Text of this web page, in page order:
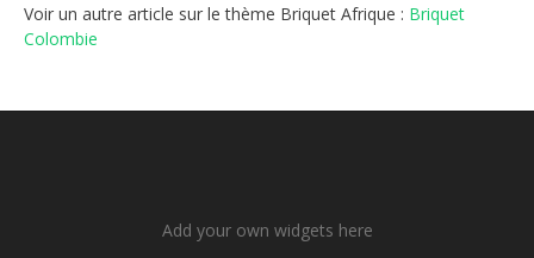
Voir un autre article sur le thème Briquet Afrique : Briquet
Colombie
Add your own widgets here